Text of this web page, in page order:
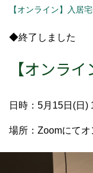
【オンライン】入居
◆終了しました
【オンラ
日時：5月15日(日)
場所：Zoomにて